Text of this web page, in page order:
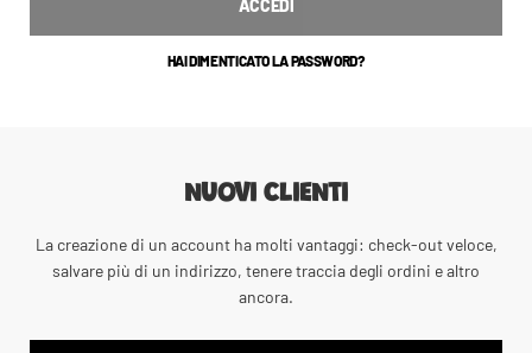
ACCEDI
HAI DIMENTICATO LA PASSWORD?
NUOVI CLIENTI
La creazione di un account ha molti vantaggi: check-out veloce,
salvare più di un indirizzo, tenere traccia degli ordini e altro
ancora.